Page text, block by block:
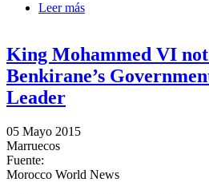
Leer más
King Mohammed VI
Benkirane’s
Leader
05 Mayo 2015
Marruecos
Fuente:
Morocco World News